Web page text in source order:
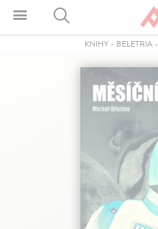
KNIHY- BELETRIA-